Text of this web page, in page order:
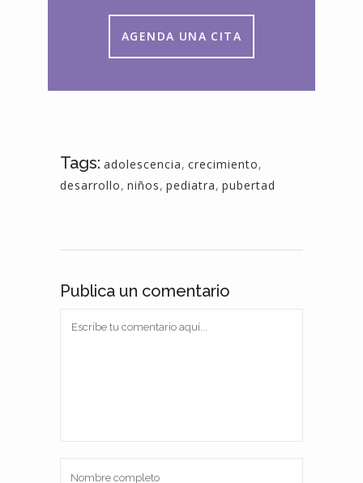
AGENDA UNA CITA
Tags: adolescencia, crecimiento,
desarrollo, niños, pediatra, pubertad
Publica un comentario